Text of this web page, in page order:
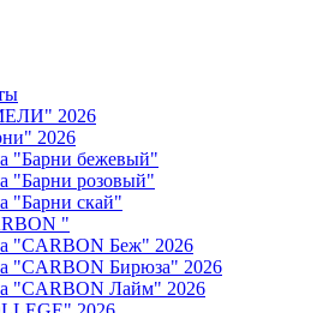
2026
2026
"Барни бежевый"
"Барни розовый"
"Барни скай"
"
"CARBON Беж" 2026
"CARBON Бирюза" 2026
"CARBON Лайм" 2026